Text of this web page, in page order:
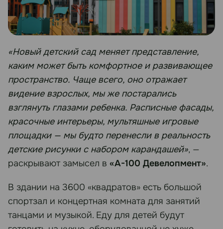
«Новый детский сад меняет представление,
каким может быть комфортное и развивающее
пространство. Чаще всего, оно отражает
видение взрослых, мы же постарались
взглянуть глазами ребенка. Расписные фасады,
красочные интерьеры, мультяшные игровые
площадки — мы будто перенесли в реальность
детские рисунки с набором карандашей», —
раскрывают замысел в «А-100 Девелопмент».
В здании на 3600 «квадратов» есть большой
спортзал и концертная комната для занятий
танцами и музыкой. Еду для детей будут